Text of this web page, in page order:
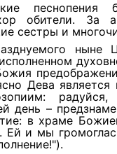
песнопения
обители. За
сестры и
ныне
Дева
день –
в храме
Ей и мы